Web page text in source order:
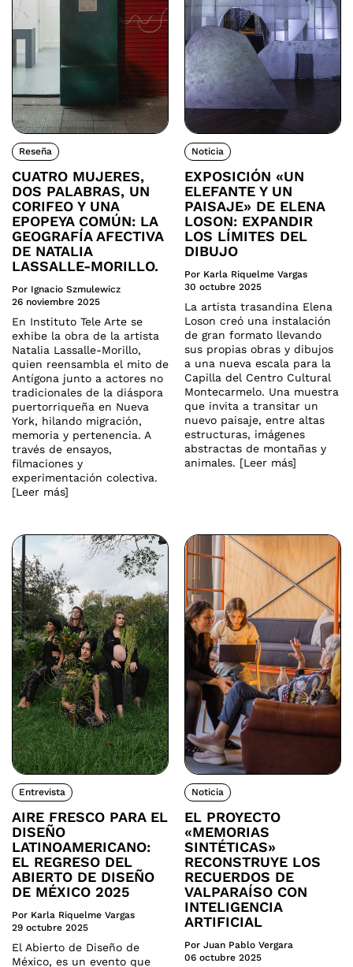
Reseña
CUATRO MUJERES,
DOS PALABRAS, UN
CORIFEO Y UNA
EPOPEYA COMÚN: LA
GEOGRAFÍA AFECTIVA
DE NATALIA
LASSALLE-MORILLO.
Por Ignacio Szmulewicz
26 noviembre 2025
En Instituto Tele Arte se
exhibe la obra de la artista
Natalia Lassalle-Morillo,
quien reensambla el mito de
Antígona junto a actores no
tradicionales de la diáspora
puertorriqueña en Nueva
York, hilando migración,
memoria y pertenencia. A
través de ensayos,
filmaciones y
experimentación colectiva.
[Leer más]
Noticia
EXPOSICIÓN «UN
ELEFANTE Y UN
PAISAJE» DE ELENA
LOSON: EXPANDIR
LOS LÍMITES DEL
DIBUJO
Por Karla Riquelme Vargas
30 octubre 2025
La artista trasandina Elena
Loson creó una instalación
de gran formato llevando
sus propias obras y dibujos
a una nueva escala para la
Capilla del Centro Cultural
Montecarmelo. Una muestra
que invita a transitar un
nuevo paisaje, entre altas
estructuras, imágenes
abstractas de montañas y
animales. [Leer más]
Entrevista
AIRE FRESCO PARA EL
DISEÑO
LATINOAMERICANO:
EL REGRESO DEL
ABIERTO DE DISEÑO
DE MÉXICO 2025
Por Karla Riquelme Vargas
29 octubre 2025
El Abierto de Diseño de
México, es un evento que
Noticia
EL PROYECTO
«MEMORIAS
SINTÉTICAS»
RECONSTRUYE LOS
RECUERDOS DE
VALPARAÍSO CON
INTELIGENCIA
ARTIFICIAL
Por Juan Pablo Vergara
06 octubre 2025